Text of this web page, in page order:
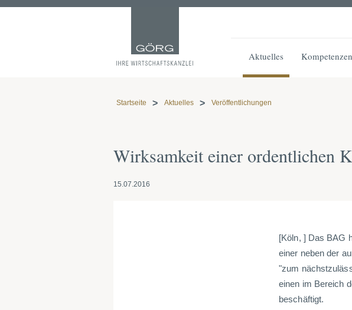
Aktuelles Kompetenzen
Startseite Aktuelles Veröffentlichungen
Wirksamkeit einer ordentlichen
15.07.2016
[Köln, ] Das BAG
einer neben der
"zum
einen im Bereich
beschäftigt.